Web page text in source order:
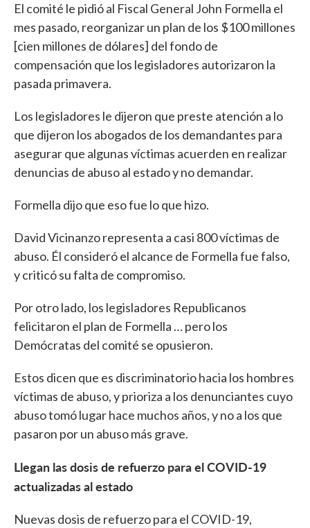
El comité le pidió al Fiscal General John Formella el
mes pasado, reorganizar un plan de los $100 millones
[cien millones de dólares] del fondo de
compensación que los legisladores autorizaron la
pasada primavera.
Los legisladores le dijeron que preste atención a lo
que dijeron los abogados de los demandantes para
asegurar que algunas víctimas acuerden en realizar
denuncias de abuso al estado y no demandar.
Formella dijo que eso fue lo que hizo.
David Vicinanzo representa a casi 800 víctimas de
abuso. Él consideró el alcance de Formella fue falso,
y criticó su falta de compromiso.
Por otro lado, los legisladores Republicanos
felicitaron el plan de Formella … pero los
Demócratas del comité se opusieron.
Estos dicen que es discriminatorio hacia los hombres
víctimas de abuso, y prioriza a los denunciantes cuyo
abuso tomó lugar hace muchos años, y no a los que
pasaron por un abuso más grave.
Llegan las dosis de refuerzo para el COVID-19
actualizadas al estado
Nuevas dosis de refuerzo para el COVID-19,